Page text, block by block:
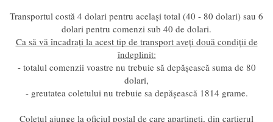
Transportul costă 4 dolari pentru același total (40 - 80 dolari) sau 6
dolari pentru comenzi sub 40 de dolari.
Ca să vă încadrați la acest tip de transport aveți două condiții de
îndeplinit:
- totalul comenzii voastre nu trebuie să depășească suma de 80
dolari,
- greutatea coletului nu trebuie sa depășească 1814 grame.
Coletul ajunge la oficiul postal de care aparțineți, din cartierul